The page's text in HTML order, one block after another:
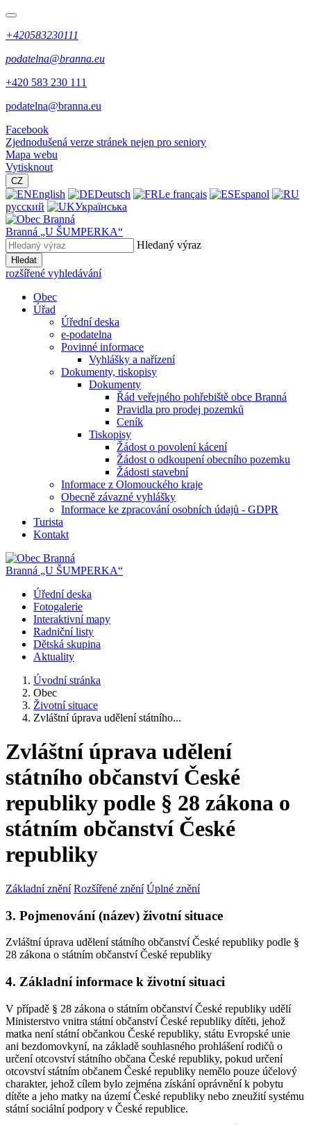
+420583230111
podatelna@branna.eu
+420 583 230 111
podatelna@branna.eu
Facebook
Zjednodušená verze stránek nejen pro seniory
Mapa webu
Vytisknout
CZ
English Deutsch Le français
Espanol
русский
Українська
Branná „U ŠUMPERKA“
Hledaný výraz
Hledat
rozšířené vyhledávání
Obec
Úřad
Úřední deska
e-podatelna
Povinné informace
Vyhlášky a nařízení
Dokumenty, tiskopisy
Dokumenty
Řád veřejného pohřebiště obce Branná
Pravidla pro prodej pozemků
Ceník
Tiskopisy
Žádost o povolení kácení
Žádost o odkoupení obecního pozemku
Žádosti stavební
Informace z Olomouckého kraje
Obecně závazné vyhlášky
Informace ke zpracování osobních údajů - GDPR
Turista
Kontakt
Branná „U ŠUMPERKA“
Úřední deska
Fotogalerie
Interaktivní mapy
Radniční listy
Dětská skupina
Aktuality
Úvodní stránka
Obec
Životní situace
Zvláštní úprava udělení státního...
Zvláštní úprava udělení
státního občanství České
republiky podle § 28 zákona o
státním občanství České
republiky
Základní znění Rozšířené znění Úplné znění
3. Pojmenování (název) životní situace
Zvláštní úprava udělení státního občanství České republiky podle §
28 zákona o státním občanství České republiky
4. Základní informace k životní situaci
V případě § 28 zákona o státním občanství České republiky udělí
Ministerstvo vnitra státní občanství České republiky dítěti, jehož
matka není státní občankou České republiky, státu Evropské unie
ani bezdomovkyní, na základě souhlasného prohlášení rodičů o
určení otcovství státního občana České republiky, pokud určení
otcovství státním občanem České republiky nemělo pouze účelový
charakter, jehož cílem bylo zejména získání oprávnění k pobytu
dítěte a jeho matky na území České republiky nebo zneužití systému
státní sociální podpory v České republice.